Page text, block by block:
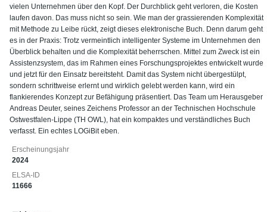
vielen Unternehmen über den Kopf. Der Durchblick geht verloren, die Kosten
laufen davon. Das muss nicht so sein. Wie man der grassierenden Komplexität
mit Methode zu Leibe rückt, zeigt dieses elektronische Buch. Denn darum geht
es in der Praxis: Trotz vermeintlich intelligenter Systeme im Unternehmen den
Überblick behalten und die Komplexität beherrschen. Mittel zum Zweck ist ein
Assistenzsystem, das im Rahmen eines Forschungsprojektes entwickelt wurde
und jetzt für den Einsatz bereitsteht. Damit das System nicht übergestülpt,
sondern schrittweise erlernt und wirklich gelebt werden kann, wird ein
flankierendes Konzept zur Befähigung präsentiert. Das Team um Herausgeber
Andreas Deuter, seines Zeichens Professor an der Technischen Hochschule
Ostwestfalen-Lippe (TH OWL), hat ein kompaktes und verständliches Buch
verfasst. Ein echtes LOGiBit eben.
Erscheinungsjahr
2024
ELSA-ID
11666